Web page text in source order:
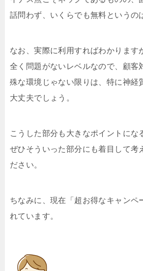
話問わず、いくらでも無料というの
なお、実際に利用すればわかります
全く問題がないレベルなので、顧客
殊な環境じゃない限りは、特に神経
大丈夫でしょう。
こうした部分も大きなポイントにな
ぜひそういった部分にも着目して考
ださい。
ちなみに、現在「超お得なキャンペ
れています。